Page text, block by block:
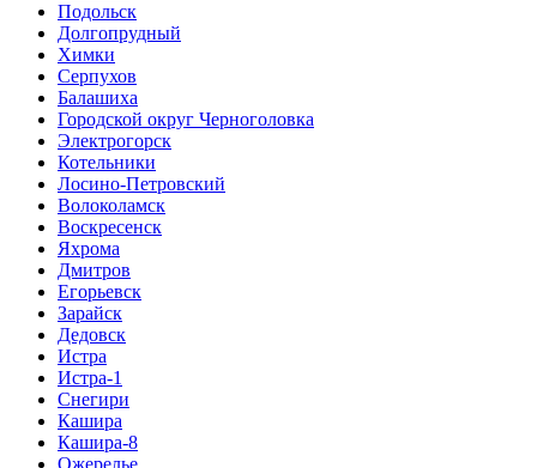
Подольск
Долгопрудный
Химки
Серпухов
Балашиха
Городской округ Черноголовка
Электрогорск
Котельники
Лосино-Петровский
Волоколамск
Воскресенск
Яхрома
Дмитров
Егорьевск
Зарайск
Дедовск
Истра
Истра-1
Снегири
Кашира
Кашира-8
Ожерелье